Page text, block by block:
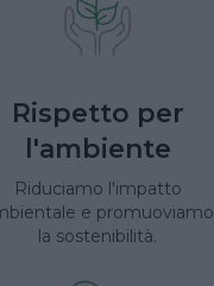
Rispetto per
l'ambiente
Riduciamo l'impatto
e promuoviamo
la sostenibilità.